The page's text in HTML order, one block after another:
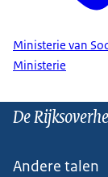
Ministerie van
Ministerie
De
Andere talen